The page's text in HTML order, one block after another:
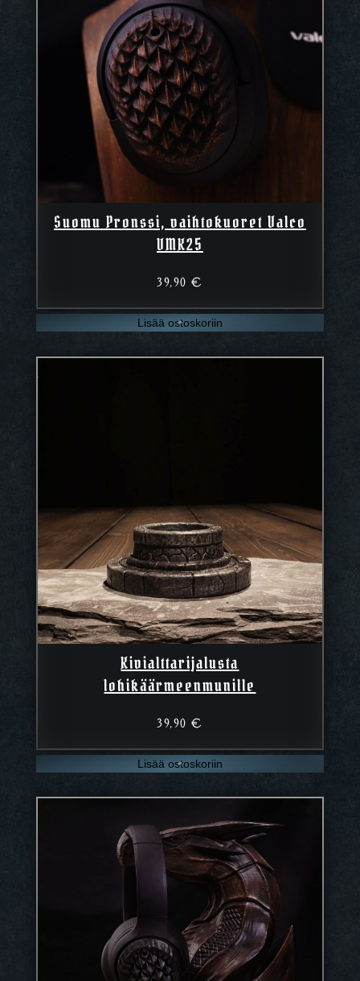
Suomu Pronssi, vaihtokuoret Valco
VMK25
39,90€
Lisää ostoskoriin
Kivialttarijalusta
lohikäärmeenmunille
39,90€
Lisää ostoskoriin